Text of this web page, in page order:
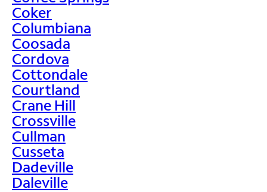
Coker
Columbiana
Coosada
Cordova
Cottondale
Courtland
Crane Hill
Crossville
Cullman
Cusseta
Dadeville
Daleville